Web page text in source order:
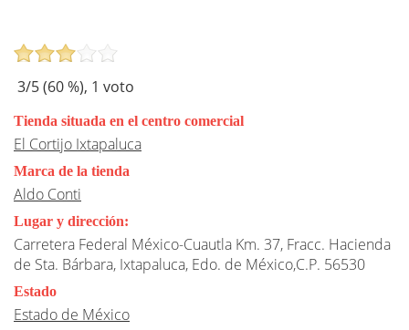
3/5 (60%), 1 voto
Tienda situada en el centro comercial
El Cortijo Ixtapaluca
Marca de la tienda
Aldo Conti
Lugar y dirección:
Carretera Federal México-Cuautla Km. 37, Fracc. Hacienda
de Sta. Bárbara, Ixtapaluca, Edo. de México,C.P. 56530
Estado
Estado de México